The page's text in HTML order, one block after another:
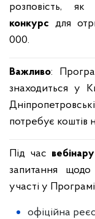
розповість,
конкурс для
000.
Важливо:
знаходиться у
потребує коштів
Під час вебінару
запитання
участі у
офіційна